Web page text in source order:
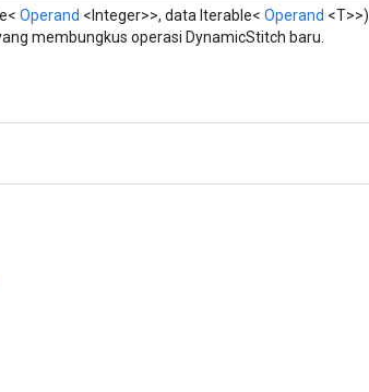
Operand <Integer>>, data Iterable< Operand <T>>)
membungkus operasi DynamicStitch baru.